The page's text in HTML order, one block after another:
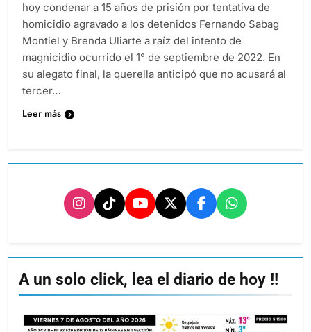
hoy condenar a 15 años de prisión por tentativa de
homicidio agravado a los detenidos Fernando Sabag
Montiel y Brenda Uliarte a raíz del intento de
magnicidio ocurrido el 1° de septiembre de 2022. En
su alegato final, la querella anticipó que no acusará al
tercer…
Leer más
A un solo click, lea el diario de hoy !!